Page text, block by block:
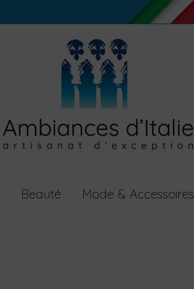
Beauté Mode & Accessoires